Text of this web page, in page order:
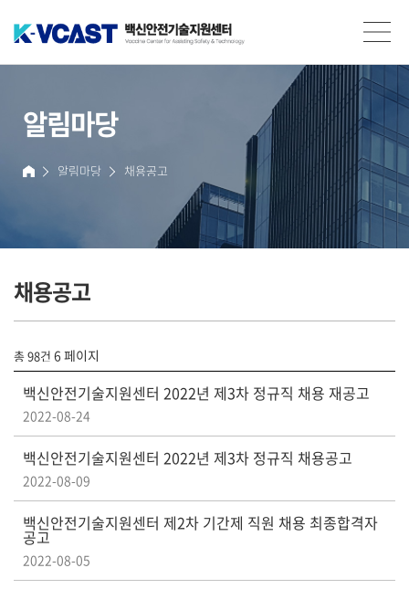
백신안전기술지원센터(K-VCAST)
알림마당
홈 알림마당 채용공고
채용공고
총 98건 6 페이지
채용공고 목록
백신안전기술지원센터 2022년 제3차 정규직 채용 재공고
2022-08-24
백신안전기술지원센터 2022년 제3차 정규직 채용공고
2022-08-09
백신안전기술지원센터 제2차 기간제 직원 채용 최종합격자
공고
2022-08-05